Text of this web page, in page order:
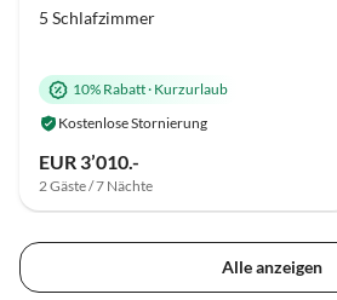
5 Schlafzimmer
10% Rabatt· Kurzurlaub
Kostenlose Stornierung
EUR 3’010.-
2 Gäste / 7 Nächte
Alle anzeigen